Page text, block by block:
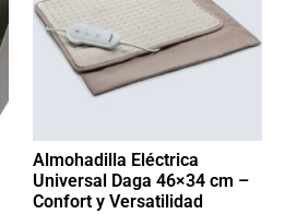
Almohadilla Eléctrica
Universal Daga 46×34 cm –
Confort y Versatilidad